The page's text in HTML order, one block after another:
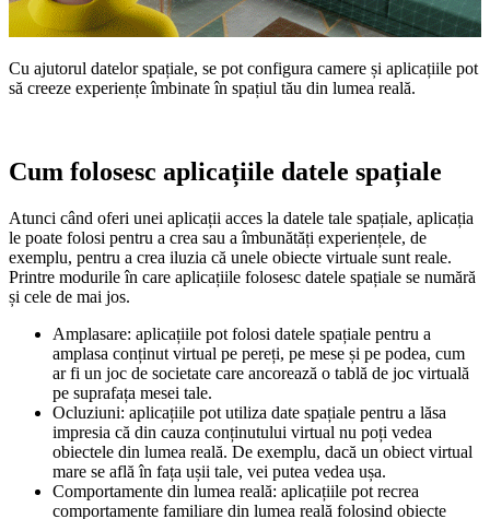
Cu ajutorul datelor spațiale, se pot configura camere și aplicațiile pot
să creeze experiențe îmbinate în spațiul tău din lumea reală.
Cum folosesc aplicațiile datele spațiale
Atunci când oferi unei aplicații acces la datele tale spațiale, aplicația
le poate folosi pentru a crea sau a îmbunătăți experiențele, de
exemplu, pentru a crea iluzia că unele obiecte virtuale sunt reale.
Printre modurile în care aplicațiile folosesc datele spațiale se numără
și cele de mai jos.
Amplasare: aplicațiile pot folosi datele spațiale pentru a
amplasa conținut virtual pe pereți, pe mese și pe podea, cum
ar fi un joc de societate care ancorează o tablă de joc virtuală
pe suprafața mesei tale.
Ocluziuni: aplicațiile pot utiliza date spațiale pentru a lăsa
impresia că din cauza conținutului virtual nu poți vedea
obiectele din lumea reală. De exemplu, dacă un obiect virtual
mare se află în fața ușii tale, vei putea vedea ușa.
Comportamente din lumea reală: aplicațiile pot recrea
comportamente familiare din lumea reală folosind obiecte